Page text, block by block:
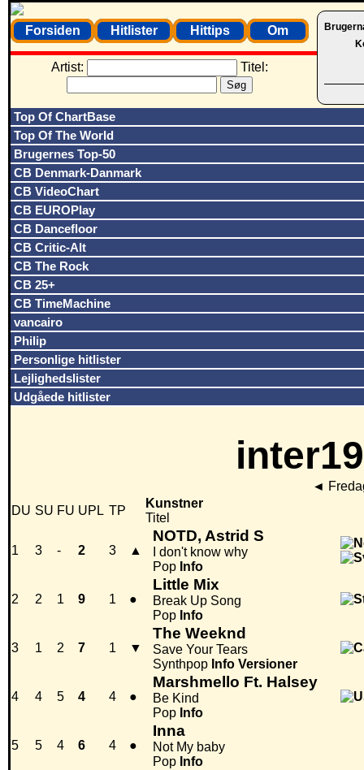
Forsiden Hitlister Hittips Om
Artist: Titel:
Top Of ChartBase
Top Of The World
Brugernes Top-50
CB Denmark-Danmark
CB VideoChart
CB EUROPlay
CB Dancefloor
CB Critic-Alt
CB The Rock
CB 25+
CB TimeMachine
vancairo
Philip
Personlige hitlister
Lejlighedslister
Udgåede hitlister
◄
DU SU FU UPL TP
Kunstner
Titel
1 3 - 2 3 ▲
NOTD, Astrid S
I don't know why
Pop Info
2 2 1 9 1 ●
Little Mix
Break Up Song
Pop Info
3 1 2 7 1 ▼
The Weeknd
Save Your Tears
Synthpop Info Versioner
4 4 5 4 4 ●
Marshmello Ft. Halsey
Be Kind
Pop Info
5 5 4 6 4 ●
Inna
Not My baby
Pop Info